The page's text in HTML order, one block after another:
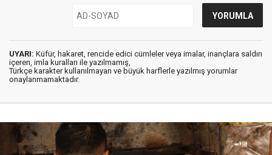
UYARI: Küfür, hakaret, rencide edici cümleler veya imalar, inançlara saldırı
içeren, imla kuralları ile yazılmamış,
Türkçe karakter kullanılmayan ve büyük harflerle yazılmış yorumlar
onaylanmamaktadır.